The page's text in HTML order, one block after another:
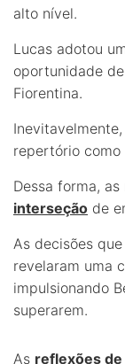
alto nível.
Lucas adotou
oportunidade
Fiorentina.
repertório como
Dessa forma,
interseção de
As decisões
revelaram uma
impulsionando
superarem.
As reflexões